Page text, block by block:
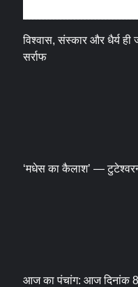
विश्वास, संस्कार और धैर्य
सर्राफ
‘मधेस का कैलाश’ —
आज का पंचांग: आज दिनांक